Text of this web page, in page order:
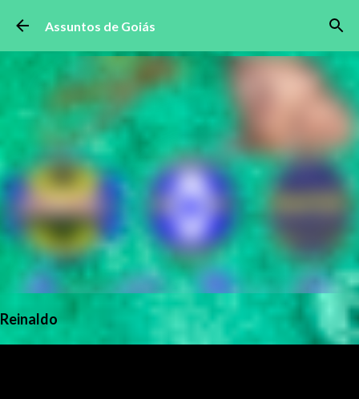
Pular para o conteúdo principal
Assuntos de Goiás
Reinaldo